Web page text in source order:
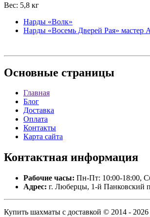
Вес: 5,8 кг
Нарды «Волк»
Нарды «Восемь Дверей Рая» мастер
Основные страницы
Главная
Блог
Доставка
Оплата
Контакты
Карта сайта
Контактная информация
Рабочие часы: Пн-Пт: 10:00-18:00,
Адрес: г. Люберцы, 1-й Панковский
Купить шахматы с доставкой © 2014 - 2026